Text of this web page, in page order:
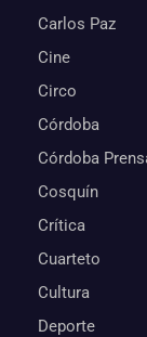
Carlos Paz
Cine
Circo
Córdoba
Córdoba
Cosquín
Crítica
Cuarteto
Cultura
Deporte